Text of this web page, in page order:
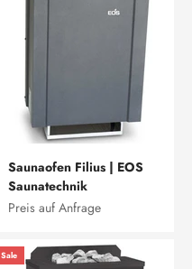
Saunaofen Filius | EOS
Saunatechnik
Preis auf Anfrage
Sale